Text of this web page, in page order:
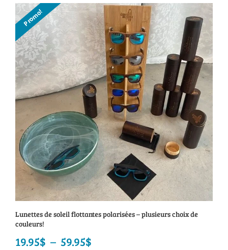
prix :
59.95$
à
64.95$
Promo!
Lunettes de soleil flottantes polarisées – plusieurs choix de
couleurs!
19.95$ – 59.95$